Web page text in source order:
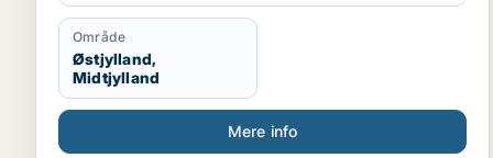
Grafisk design & visuel identitet – fra idéudvikling til
færdige materialer.
Illustration & kunstnerisk arbejde – med en personlig
og stemningsfuld stil.
Fotografi – både produkt- og stemningsfotos, der
styrker helheden i kommunikationen.
Bog- & redaktionelt design – professionelt layout,
Område
Østjylland,
Midtjylland
Mere info